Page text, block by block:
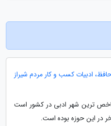
ادبیات کسب و کار مردم شیراز
ترین شهر ادبی در کشور است
در این حوزه بوده است.